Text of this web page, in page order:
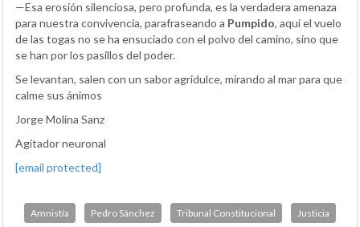
—Esa erosión silenciosa, pero profunda, es la verdadera amenaza
para nuestra convivencia, parafraseando a Pumpido, aquí el vuelo
de las togas no se ha ensuciado con el polvo del camino, sino que
se han por los pasillos del poder.
Se levantan, salen con un sabor agridulce, mirando al mar para que
calme sus ánimos
Jorge Molina Sanz
Agitador neuronal
[email protected]
Amnistía Pedro Sánchez Tribunal Constitucional Justicia